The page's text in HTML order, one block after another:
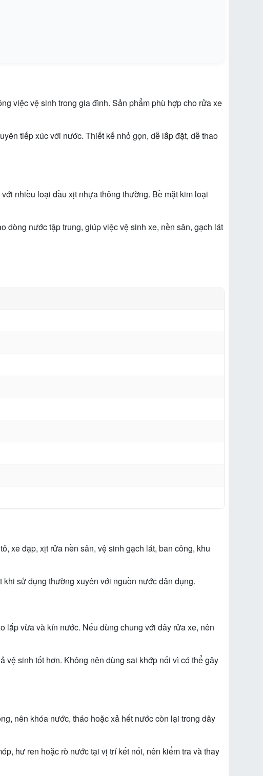
việc vệ sinh trong gia đình. Sản phẩm phù hợp cho rửa xe
tiếp xúc với nước. Thiết kế nhỏ gọn, dễ lắp đặt, dễ thao
nhiều loại đầu xịt nhựa thông thường. Bề mặt kim loại
dòng nước tập trung, giúp việc vệ sinh xe, nền sân, gạch lát
xe đạp, xịt rửa nền sân, vệ sinh gạch lát, ban công, khu
sử dụng thường xuyên với nguồn nước dân dụng.
lắp vừa và kín nước. Nếu dùng chung với dây rửa xe, nên
sinh tốt hơn. Không nên dùng sai khớp nối vì có thể gây
nên khóa nước, tháo hoặc xả hết nước còn lại trong dây
hư ren hoặc rò nước tại vị trí kết nối, nên kiểm tra và thay